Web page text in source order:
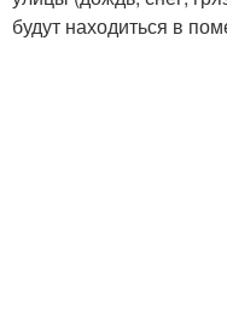
будут находиться в